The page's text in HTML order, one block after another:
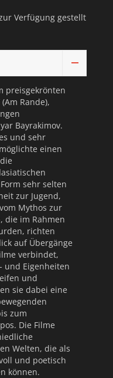
Verfügung gestellt
preisgekrönten
Rande),
Bayrakimov.
und sehr
einen
sehr selten
zur Jugend,
Mythos zur
die im Rahmen
richten
auf Übergänge
verbindet,
und Eigenheiten
und
sie dabei eine
zum
Die Filme
Welten, die als
und poetisch
können.